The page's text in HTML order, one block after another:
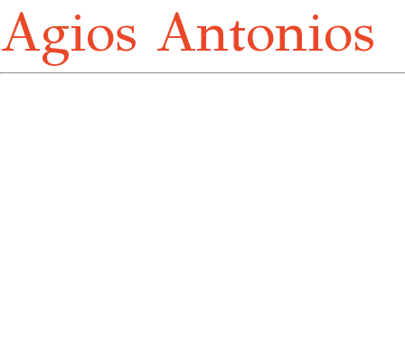
Agios Antonios